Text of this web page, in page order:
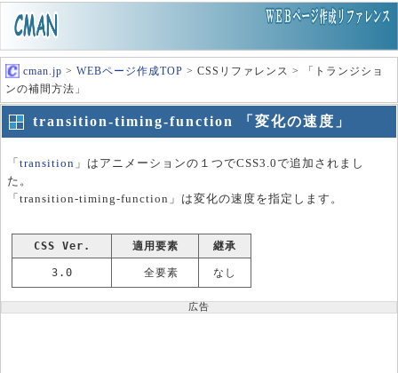
cman.jp > WEBページ作成TOP > CSSリファレンス > 「トランジショ
ンの補間方法」
transition-timing-function 「変化の速度」
「 transition 」はアニメーションの１つでCSS3.0で追加されまし
た。
「transition-timing-function」は変化の速度を指定します。
CSS Ver. 適用要素 継承
3.0 全要素 なし
広告